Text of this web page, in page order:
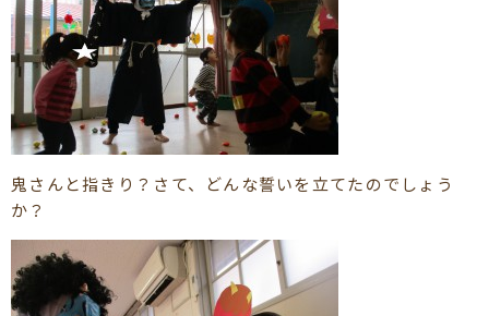
鬼さんと指きり？さて、どんな誓いを立てたのでしょう
か？